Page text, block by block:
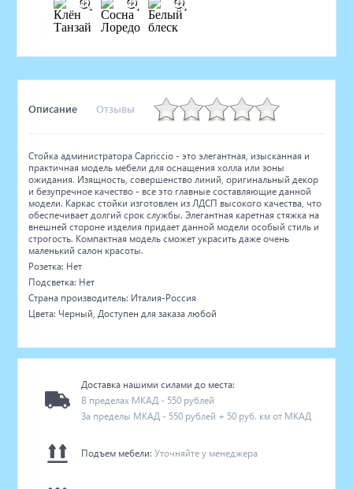
Описание Отзывы
Стойка администратора Capriccio - это элегантная, изысканная и
практичная модель мебели для оснащения холла или зоны
ожидания. Изящность, совершенство линий, оригинальный декор
и безупречное качество - все это главные составляющие данной
модели. Каркас стойки изготовлен из ЛДСП высокого качества, что
обеспечивает долгий срок службы. Элегантная каретная стяжка на
внешней стороне изделия придает данной модели особый стиль и
строгость. Компактная модель сможет украсить даже очень
маленький салон красоты.
Розетка: Нет
Подсветка: Нет
Страна производитель: Италия-Россия
Цвета: Черный, Доступен для заказа любой
Доставка нашими силами до места:
В пределах МКАД - 550 рублей
За пределы МКАД - 550 рублей + 50 руб. км от МКАД
Подъем мебели:Уточняйте у менеджера